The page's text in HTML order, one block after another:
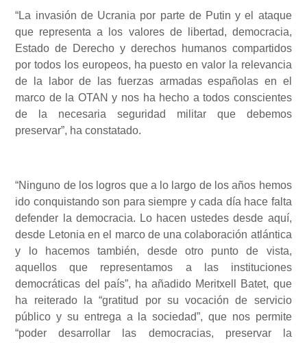
“La invasión de Ucrania por parte de Putin y el ataque
que representa a los valores de libertad, democracia,
Estado de Derecho y derechos humanos compartidos
por todos los europeos, ha puesto en valor la relevancia
de la labor de las fuerzas armadas españolas en el
marco de la OTAN y nos ha hecho a todos conscientes
de la necesaria seguridad militar que debemos
preservar”, ha constatado.
“Ninguno de los logros que a lo largo de los años hemos
ido conquistando son para siempre y cada día hace falta
defender la democracia. Lo hacen ustedes desde aquí,
desde Letonia en el marco de una colaboración atlántica
y lo hacemos también, desde otro punto de vista,
aquellos que representamos a las instituciones
democráticas del país”, ha añadido Meritxell Batet, que
ha reiterado la “gratitud por su vocación de servicio
público y su entrega a la sociedad”, que nos permite
“poder desarrollar las democracias, preservar la